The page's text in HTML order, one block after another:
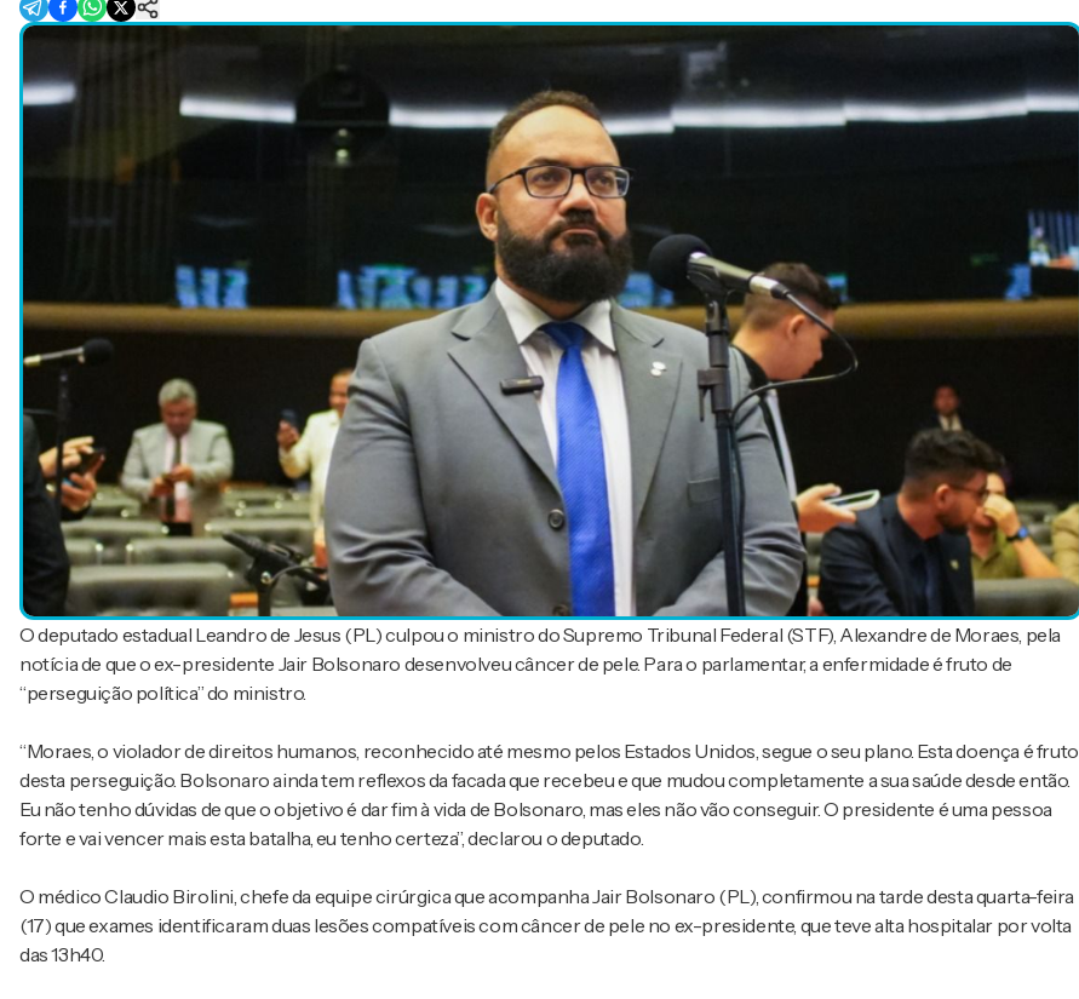
O deputado estadual Leandro de Jesus (PL) culpou o ministro do Supremo Tribunal Federal (STF), Alexandre de Moraes, pela
notícia de que o ex-presidente Jair Bolsonaro desenvolveu câncer de pele. Para o parlamentar, a enfermidade é fruto de
“perseguição política” do ministro.
“Moraes, o violador de direitos humanos, reconhecido até mesmo pelos Estados Unidos, segue o seu plano. Esta doença é fruto
desta perseguição. Bolsonaro ainda tem reflexos da facada que recebeu e que mudou completamente a sua saúde desde então.
Eu não tenho dúvidas de que o objetivo é dar fim à vida de Bolsonaro, mas eles não vão conseguir. O presidente é uma pessoa
forte e vai vencer mais esta batalha, eu tenho certeza”, declarou o deputado.
O médico Claudio Birolini, chefe da equipe cirúrgica que acompanha Jair Bolsonaro (PL), confirmou na tarde desta quarta-feira
(17) que exames identificaram duas lesões compatíveis com câncer de pele no ex-presidente, que teve alta hospitalar por volta
das 13h40.